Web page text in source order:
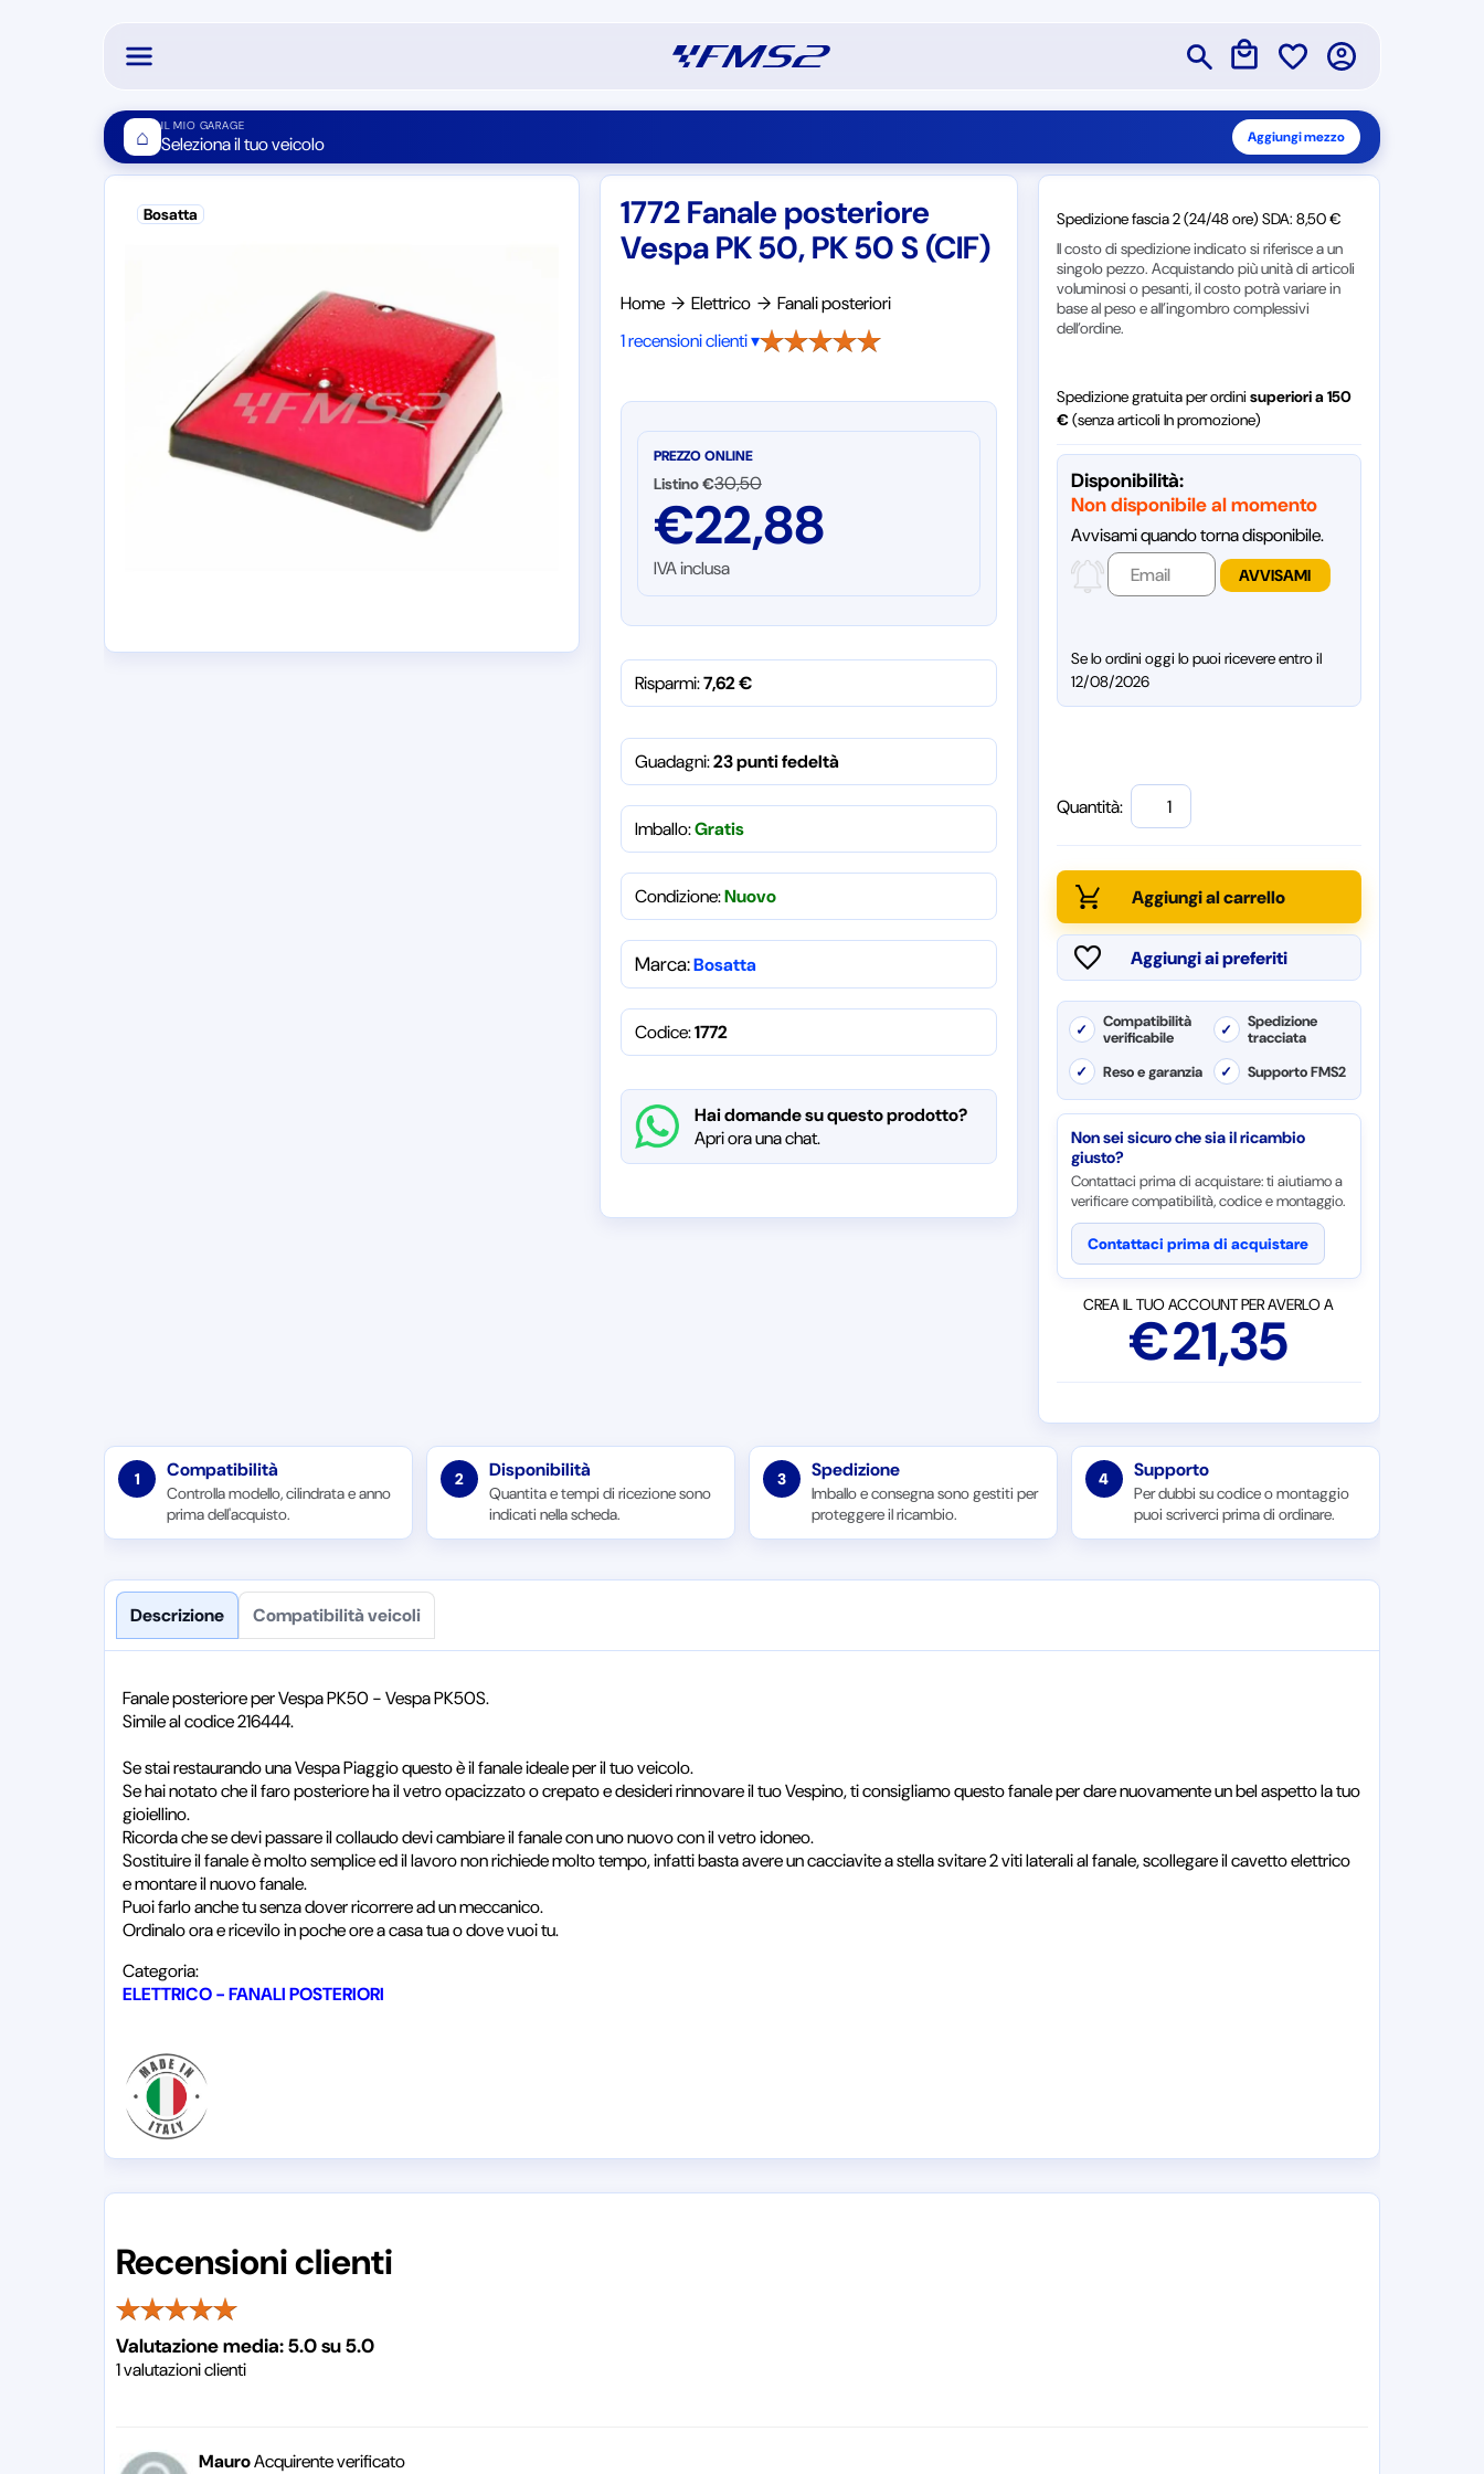
⌂ IL MIO GARAGE
Seleziona il tuo veicolo Aggiungi mezzo
Bosatta
1772 Fanale posteriore
Vespa PK 50, PK 50 S (CIF)
Home → Elettrico → Fanali posteriori
1 recensioni clienti ▾
PREZZO ONLINE
Listino €30,50
€22,88
IVA inclusa
Risparmi:7,62€
Guadagni:23 punti fedeltà
Imballo:Gratis
Condizione:Nuovo
Marca:Bosatta
Codice:1772
Hai domande su questo prodotto?
Apri ora una chat.
Spedizione fascia 2 (24/48 ore) SDA: 8,50 €
Il costo di spedizione indicato si riferisce a un
singolo pezzo. Acquistando più unità di articoli
voluminosi o pesanti, il costo potrà variare in
base al peso e all’ingombro complessivi
dell’ordine.
Spedizione gratuita per ordini superiori a 150
€(senza articoli In promozione)
Disponibilità:
Non disponibile al momento
Avvisami quando torna disponibile.
Se lo ordini oggi lo puoi ricevere entro il
12/08/2026
Quantità:
✓
Compatibilità
verificabile
✓
Spedizione
tracciata
✓
Reso e garanzia ✓ Supporto FMS2
Non sei sicuro che sia il ricambio
giusto?
Contattaci prima di acquistare: ti aiutiamo a
verificare compatibilità, codice e montaggio.
Contattaci prima di acquistare
CREA IL TUO ACCOUNT PER AVERLO A
€21,35
1 Compatibilità
Controlla modello, cilindrata e anno
prima dell'acquisto.
2 Disponibilità
Quantita e tempi di ricezione sono
indicati nella scheda.
3 Spedizione
Imballo e consegna sono gestiti per
proteggere il ricambio.
4 Supporto
Per dubbi su codice o montaggio
puoi scriverci prima di ordinare.
Descrizione Compatibilità veicoli
Fanale posteriore per Vespa PK50 - Vespa PK50S.
Simile al codice 216444.
Se stai restaurando una Vespa Piaggio questo è il fanale ideale per il tuo veicolo.
Se hai notato che il faro posteriore ha il vetro opacizzato o crepato e desideri rinnovare il tuo Vespino, ti consigliamo questo fanale per dare nuovamente un bel aspetto la tuo
gioiellino.
Ricorda che se devi passare il collaudo devi cambiare il fanale con uno nuovo con il vetro idoneo.
Sostituire il fanale è molto semplice ed il lavoro non richiede molto tempo, infatti basta avere un cacciavite a stella svitare 2 viti laterali al fanale, scollegare il cavetto elettrico
e montare il nuovo fanale.
Puoi farlo anche tu senza dover ricorrere ad un meccanico.
Ordinalo ora e ricevilo in poche ore a casa tua o dove vuoi tu.
Categoria:
ELETTRICO - FANALI POSTERIORI
Recensioni clienti
Valutazione media:5.0su5.0
1valutazioni clienti
MauroAcquirente verificato